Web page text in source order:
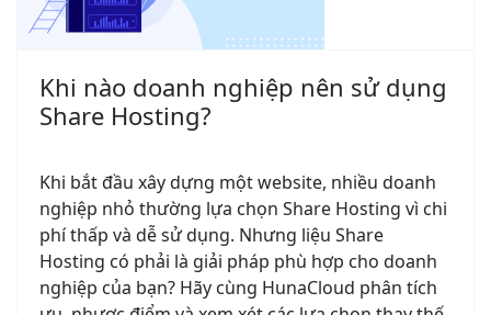
Khi nào doanh nghiệp nên sử dụng
Share Hosting?
Khi bắt đầu xây dựng một website, nhiều doanh
nghiệp nhỏ thường lựa chọn Share Hosting vì chi
phí thấp và dễ sử dụng. Nhưng liệu Share
Hosting có phải là giải pháp phù hợp cho doanh
nghiệp của bạn? Hãy cùng HunaCloud phân tích